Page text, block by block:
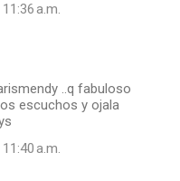
a.m.
..q fabuloso
escuchos y ojala
a.m.